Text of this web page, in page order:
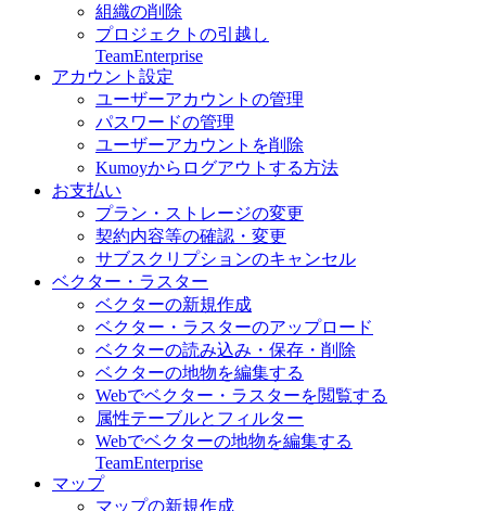
組織の削除
プロジェクトの引越し
TeamEnterprise
アカウント設定
ユーザーアカウントの管理
パスワードの管理
ユーザーアカウントを削除
Kumoyからログアウトする方法
お支払い
プラン・ストレージの変更
契約内容等の確認・変更
サブスクリプションのキャンセル
ベクター・ラスター
ベクターの新規作成
ベクター・ラスターのアップロード
ベクターの読み込み・保存・削除
ベクターの地物を編集する
Webでベクター・ラスターを閲覧する
属性テーブルとフィルター
Webでベクターの地物を編集する
TeamEnterprise
マップ
マップの新規作成